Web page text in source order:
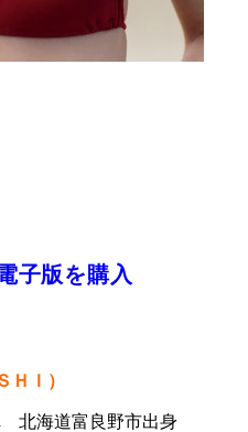
子版を購入
Ｉ）
北海道富良野市出身